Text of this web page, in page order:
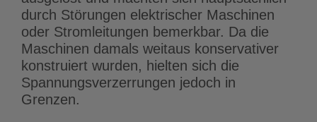
durch Störungen elektrischer Maschinen
oder Stromleitungen bemerkbar. Da die
Maschinen damals weitaus konservativer
konstruiert wurden, hielten sich die
Spannungsverzerrungen jedoch in
Grenzen.